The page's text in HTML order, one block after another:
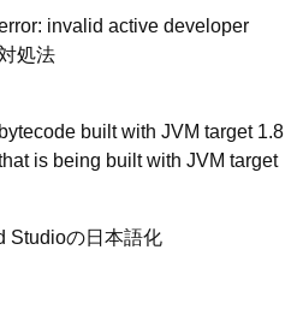
invalid active developer
処法
built with JVM target 1.8
is being built with JVM target
Studioの日本語化